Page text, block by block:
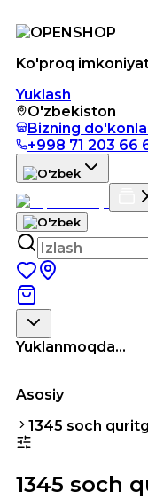
Ko'proq
Yuklash
O'zbekiston
Bizning
+998 71 203 66
Yuklanmoqda...
Asosiy
1345 soch
1345 soch